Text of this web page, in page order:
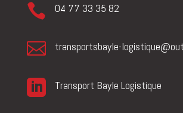
 04 77 33 35 82
 transportsbayle-
 Transport Bayle Logistique